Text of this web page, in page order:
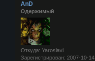
AnD
Одержимый
Откуда: Yaroslavl
Зарегистрирован: 2007-10-14